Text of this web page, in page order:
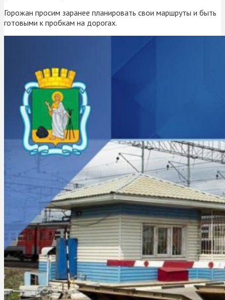
Горожан просим заранее планировать свои маршруты и быть
готовыми к пробкам на дорогах.